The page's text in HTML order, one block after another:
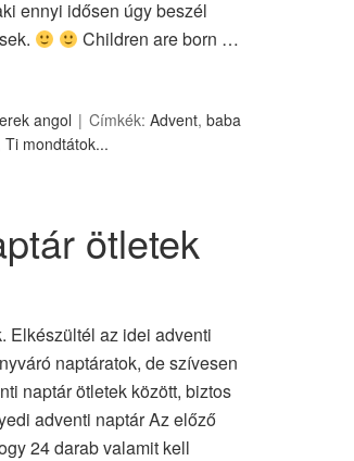
ennyi idősen úgy beszél
Children are born …
angol Címkék: Advent, baba
Ti mondtátok...
ötletek
Elkészültél az idei adventi
naptáratok, de szívesen
naptár ötletek között, biztos
adventi naptár Az előző
24 darab valamit kell